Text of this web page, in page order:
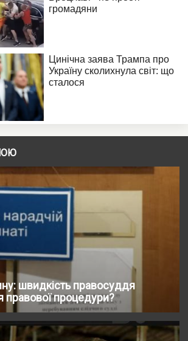
швидкість правосуддя
правової процедури?